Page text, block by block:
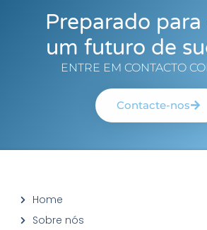
Preparado
um futuro de
ENTRE EM CONTACTO
Contacte-nos
Home
Sobre nós